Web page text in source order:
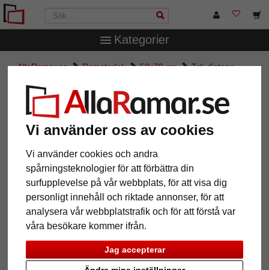
Vi använder oss av cookies
Vi använder cookies och andra
spårningsteknologier för att förbättra din
surfupplevelse på vår webbplats, för att visa dig
personligt innehåll och riktade annonser, för att
analysera vår webbplatstrafik och för att förstå var
våra besökare kommer ifrån.
Jag accepterar
Kategorier
AllaRamar.se Ramstorlek 50x70 cm
Trä-distans-
Trä-distans-växelram serie 820